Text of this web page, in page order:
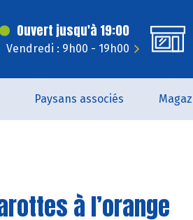
Ouvert jusqu'à 19:00
Vendredi : 9h00 - 19h00
Paysans associés
à l’orange